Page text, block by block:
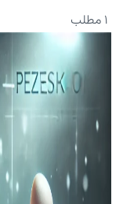
۱ مطلب